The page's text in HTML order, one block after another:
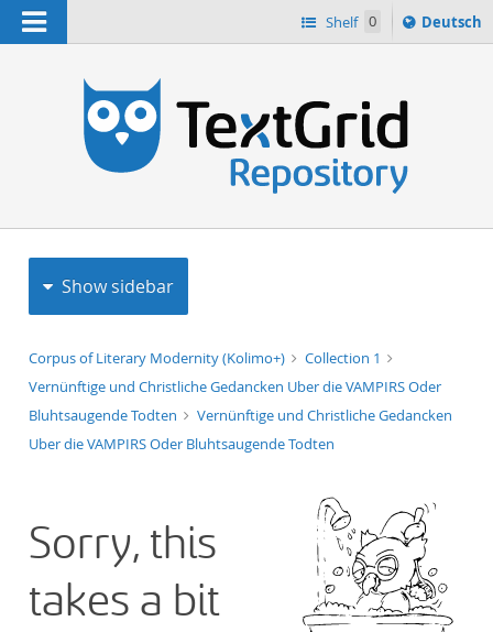
Navigation Shelf 0
Sprache
ï¿½ndern
Deutsch
Show sidebar
Corpus of Literary Modernity (Kolimo+)
Collection 1
Vernünftige und Christliche Gedancken Uber die VAMPIRS Oder
Bluhtsaugende Todten
Vernünftige und Christliche Gedancken
Uber die VAMPIRS Oder Bluhtsaugende Todten
Sorry, this
takes a bit